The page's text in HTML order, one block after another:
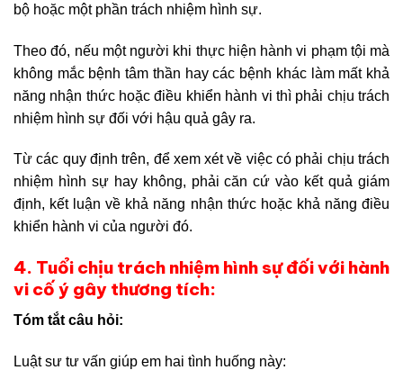
bộ hoặc một phần trách nhiệm hình sự.
Theo đó, nếu một người khi thực hiện hành vi phạm tội mà
không mắc bệnh tâm thần hay các bệnh khác làm mất khả
năng nhận thức hoặc điều khiển hành vi thì phải chịu trách
nhiệm hình sự đối với hậu quả gây ra.
Từ các quy định trên, để xem xét về việc có phải chịu trách
nhiệm hình sự hay không, phải căn cứ vào kết quả giám
định, kết luận về khả năng nhận thức hoặc khả năng điều
khiển hành vi của người đó.
4. Tuổi chịu trách nhiệm hình sự đối với hành
vi cố ý gây thương tích:
Tóm tắt câu hỏi:
Luật sư tư vấn giúp em hai tình huống này: